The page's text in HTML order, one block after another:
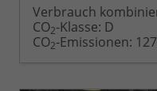
Verbrauch
CO2-Klasse: D
CO2-Emissionen: